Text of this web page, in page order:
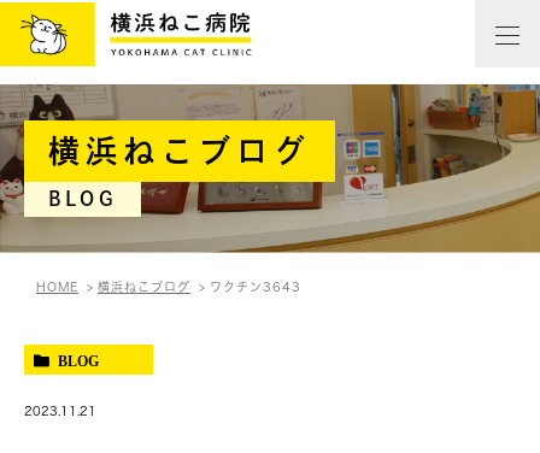
横浜ねこブログ
BLOG
HOME 横浜ねこブログ ワクチン3643
BLOG
2023.11.21